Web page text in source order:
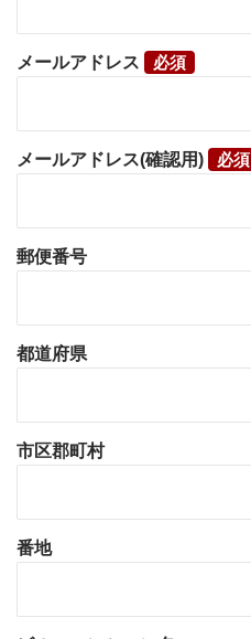
メールアドレス
メールアドレス(確認用)
郵便番号
都道府県
市区郡町村
番地